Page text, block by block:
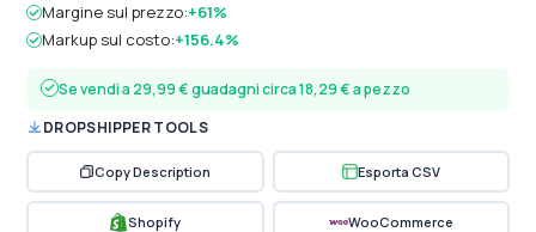
Margine sul prezzo:+61%
Markup sul costo:+156.4%
Se vendi a 29,99 € guadagni circa 18,29 € a pezzo
DROPSHIPPER TOOLS
Copy Description Esporta CSV
Shopify WooCommerce